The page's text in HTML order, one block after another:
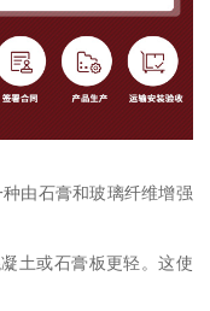
种由石膏和玻璃纤维增强
土或石膏板更轻。这使